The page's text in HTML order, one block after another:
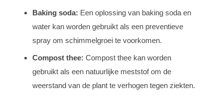
Baking soda: Een oplossing van baking soda en
water kan worden gebruikt als een preventieve
spray om schimmelgroei te voorkomen.
Compost thee: Compost thee kan worden
gebruikt als een natuurlijke meststof om de
weerstand van de plant te verhogen tegen ziekten.